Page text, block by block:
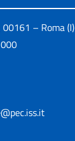
– Roma (I)